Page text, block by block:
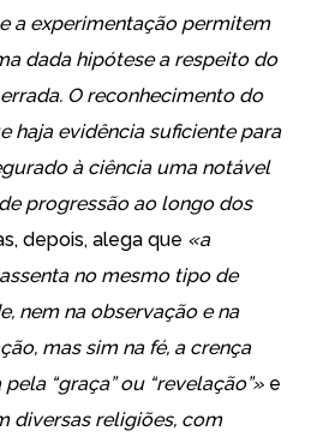
a experimentação permitem
dada hipótese a respeito do
O reconhecimento do
haja evidência suficiente para
à ciência uma notável
progressão ao longo dos
depois, alega que «a
no mesmo tipo de
nem na observação e na
mas sim na fé, a crença
“graça” ou “revelação”» e
diversas religiões, com